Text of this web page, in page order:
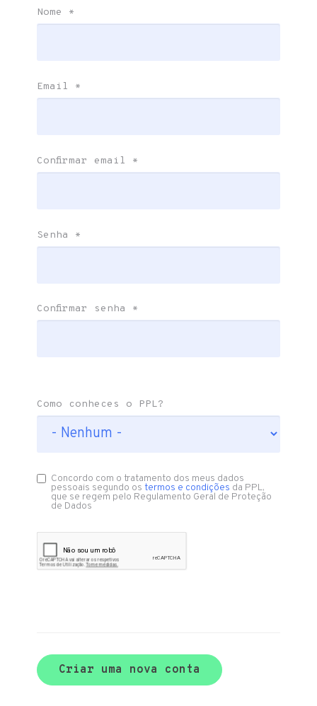
Nome *
Email *
Confirmar email *
Senha *
Confirmar senha *
Como conheces o PPL?
Concordo com o tratamento dos meus dados
pessoais segundo ostermos e condições da PPL,
que se regem pelo Regulamento Geral de Proteção
de Dados
Criar uma nova conta